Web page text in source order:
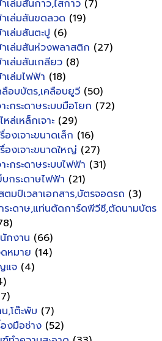
าเล่มสันกาว,ไสกาว (7)
าเล่มสันขดลวด (19)
เล่มสันตะปู (6)
าเล่มสันห่วงพลาสติก (27)
าเล่มสันเกลียว (8)
เล่มไฟฟ้า (18)
ลือบบัตร,เคลือบยูวี (50)
ะกระดาษระบบมือโยก (72)
หล่เหล็กเจาะ (29)
องเจาะขนาดเล็ก (16)
องเจาะขนาดใหญ่ (27)
ะกระดาษระบบไฟฟ้า (31)
บกระดาษไฟฟ้า (21)
ตมป์เวลาเอกสาร,บัตรจอดรถ (3)
ะดาษ,แท่นตัดการ์ดพีวีซี,ตัดนามบัตร
กงาน (66)
หมาย (14)
แจ (4)
,โต๊ะพับ (7)
งมือช่าง (52)